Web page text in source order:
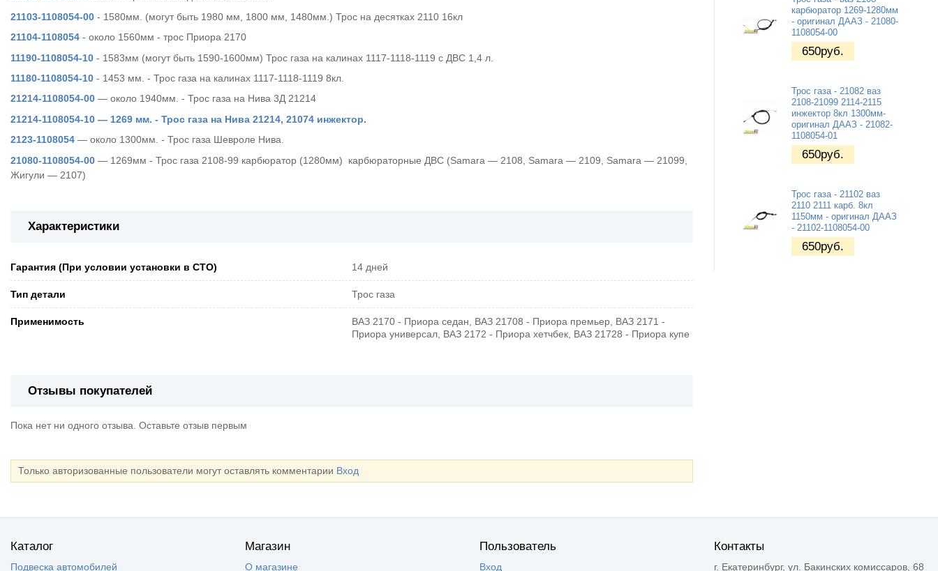
21103-1108054-00 - 1580мм. (могут быть 1980 мм, 1800 мм, 1480мм.) Трос на десятках 2110 16кл
21104-1108054 - около 1560мм - трос Приора 2170
11190-1108054-10 - 1583мм (могут быть 1590-1600мм) Трос газа на калинах 1117-1118-1119 с ДВС 1,4 л.
11180-1108054-10 - 1453 мм. - Трос газа на калинах 1117-1118-1119 8кл.
21214-1108054-00 — около 1940мм. - Трос газа на Нива 3Д 21214
21214-1108054-10 — 1269 мм. - Трос газа на Нива 21214, 21074 инжектор.
2123-1108054 — около 1300мм. - Трос газа Шевроле Нива.
21080-1108054-00 — 1269мм - Трос газа 2108-99 карбюратор (1280мм) карбюраторные ДВС (Samara — 2108, Samara — 2109, Samara — 21099,
Жигули — 2107)
Характеристики
Гарантия (При условии установки в СТО) 14 дней
Тип детали Трос газа
Применимость
ВАЗ 2170 - Приора седан, ВАЗ 21708 - Приора премьер, ВАЗ 2171 -
Приора универсал, ВАЗ 2172 - Приора хетчбек, ВАЗ 21728 - Приора купе
Отзывы покупателей
Пока нет ни одного отзыва. Оставьте отзыв первым
Только авторизованные пользователи могут оставлять комментарии Вход
карбюратор 1269-1280мм
- оригинал ДААЗ - 21080-
1108054-00
650руб.
Трос газа - 21082 ваз
2108-21099 2114-2115
инжектор 8кл 1300мм-
оригинал ДААЗ - 21082-
1108054-01
650руб.
Трос газа - 21102 ваз
2110 2111 карб. 8кл
1150мм - оригинал ДААЗ
- 21102-1108054-00
650руб.
Каталог
Подвеска автомобилей
Магазин
О магазине
Пользователь
Вход
Контакты
г. Екатеринбург, ул. Бакинских комиссаров, 68